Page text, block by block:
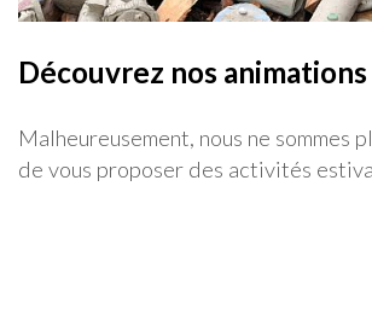
Découvrez nos
Malheureusement, nous ne sommes
de vous proposer des activités